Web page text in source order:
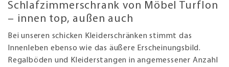
Schlafzimmerschrank von Möbel Turflon
– innen top, außen auch
Bei unseren schicken Kleiderschränken stimmt das
Innenleben ebenso wie das äußere Erscheinungsbild.
Regalböden und Kleiderstangen in angemessener Anzahl